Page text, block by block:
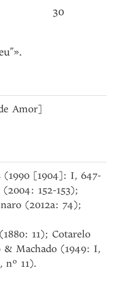
.
30
Amor]
(1990 [1904]: I, 647-
152-153);
(2012a: 74);
11); Cotarelo
& Machado (1949: I,
nº 11).